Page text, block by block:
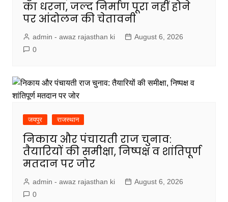
का धरना, जल्द निर्माण पूरा नहीं होने
पर आंदोलन की चेतावनी
admin - awaz rajasthan ki
August 6, 2026
0
जयपुर राजस्थान
निकाय और पंचायती राज चुनाव:
तैयारियों की समीक्षा, निष्पक्ष व शांतिपूर्ण
मतदान पर जोर
admin - awaz rajasthan ki
August 6, 2026
0